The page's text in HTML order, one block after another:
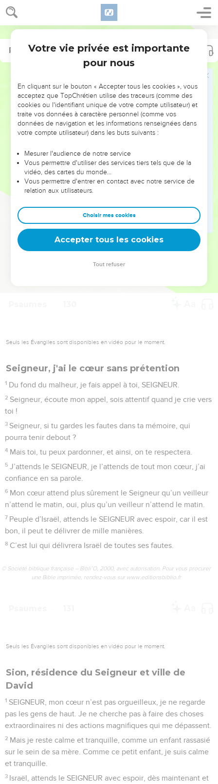
NE MANQUEZ PAS L’ÉVÉNEMENT
DE L’ANNÉE !
ET SI LEURS ERREURS POUVAIENT VOUS ÉVITER LES
VOTRES ?
leur foi ou leur vision. Mais on voit moins les doutes, les erreurs
et les saisons difficiles qu'ils ont traversés, alors même que ce
sont elles qui les ont façonnés.
Dans cette conférence, leaders, entrepreneurs, et responsables
clés pour avancer avec plus de sagesse afin que leurs erreurs
deviennent vos tremplins. Que vous guidiez un ministère, une
équipe, un groupe ou une famille, leur expérience est faite
Seuls les Évangiles sont disponibles en vidéo pour le moment.
Au fond de la détresse
1 Depuis ma jeunesse, on m’a beaucoup attaqué. Oui, Israël,
répète-le encore !
2 On m’a beaucoup attaqué depuis ma jeunesse, mais
personne n’a rien pu faire contre moi.
3 Sur mon dos, des laboureurs ont labouré, ils ont tracé
dessus de longs sillons.
4
Des gens mauvais nous tenaient prisonniers. Mais le
SEIGNEUR est fidèle, il a cassé leurs chaînes.
5 Les ennemis de Jérusalem, qu’ils soient couverts de honte
et qu’ils s’en aillent !
6 Qu’ils deviennent comme l’herbe des toits ! Elle n’a pas
encore fini de pousser, elle a déjà séché !
7 Celui qui la coupe ne remplit même pas une main, celui qui
8
Les passants ne peuvent pas dire : « Que le SEIGNEUR
vous bénisse ! » Nous vous bénissons au nom du SEIGNEUR !
Psaumes 130
Seuls les Évangiles sont disponibles en vidéo pour le moment.
Seigneur, j'ai le cœur sans prétention
Du fond du malheur, je fais appel à toi, SEIGNEUR.
2 Seigneur, écoute mon appel, sois attentif quand je crie vers
toi !
3 Seigneur, si tu gardes les fautes dans ta mémoire, qui
pourra tenir debout ?
Psaumes 143
Votre vie privée est importante
pour nous
En cliquant sur le bouton « Accepter tous les cookies », vous
acceptez que TopChrétien utilise des traceurs (comme des
cookies ou l'identifiant unique de votre compte utilisateur) et
traite vos données à caractère personnel (comme vos
données de navigation et les informations renseignées dans
votre compte utilisateur) dans les buts suivants :
Mesurer l'audience de notre service
Vous permettre d'utiliser des services tiers tels que de la
vidéo, des cartes du monde…
Vous permettre d'entrer en contact avec notre service de
relation aux utilisateurs.
Choisir mes cookies
Accepter tous les cookies
Tout refuser